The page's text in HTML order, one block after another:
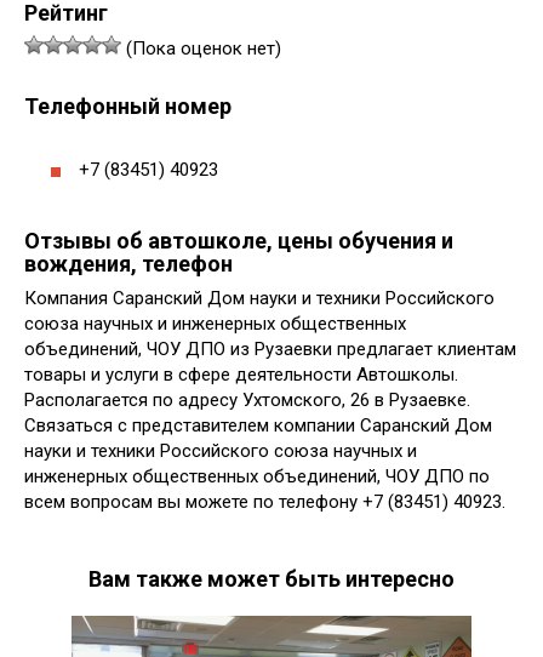
Рейтинг
(Пока оценок нет)
Телефонный номер
+7 (83451) 40923
Отзывы об автошколе, цены обучения и
вождения, телефон
Компания Саранский Дом науки и техники Российского
союза научных и инженерных общественных
объединений, ЧОУ ДПО из Рузаевки предлагает клиентам
товары и услуги в сфере деятельности Автошколы.
Располагается по адресу Ухтомского, 26 в Рузаевке.
Связаться с представителем компании Саранский Дом
науки и техники Российского союза научных и
инженерных общественных объединений, ЧОУ ДПО по
всем вопросам вы можете по телефону +7 (83451) 40923.
Вам также может быть интересно